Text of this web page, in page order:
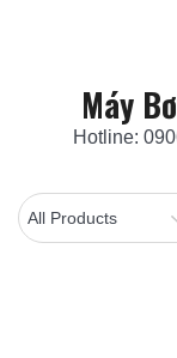
Máy
Hotline: